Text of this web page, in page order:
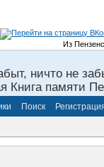
Из
ничто не
Книга памяти
Поиск